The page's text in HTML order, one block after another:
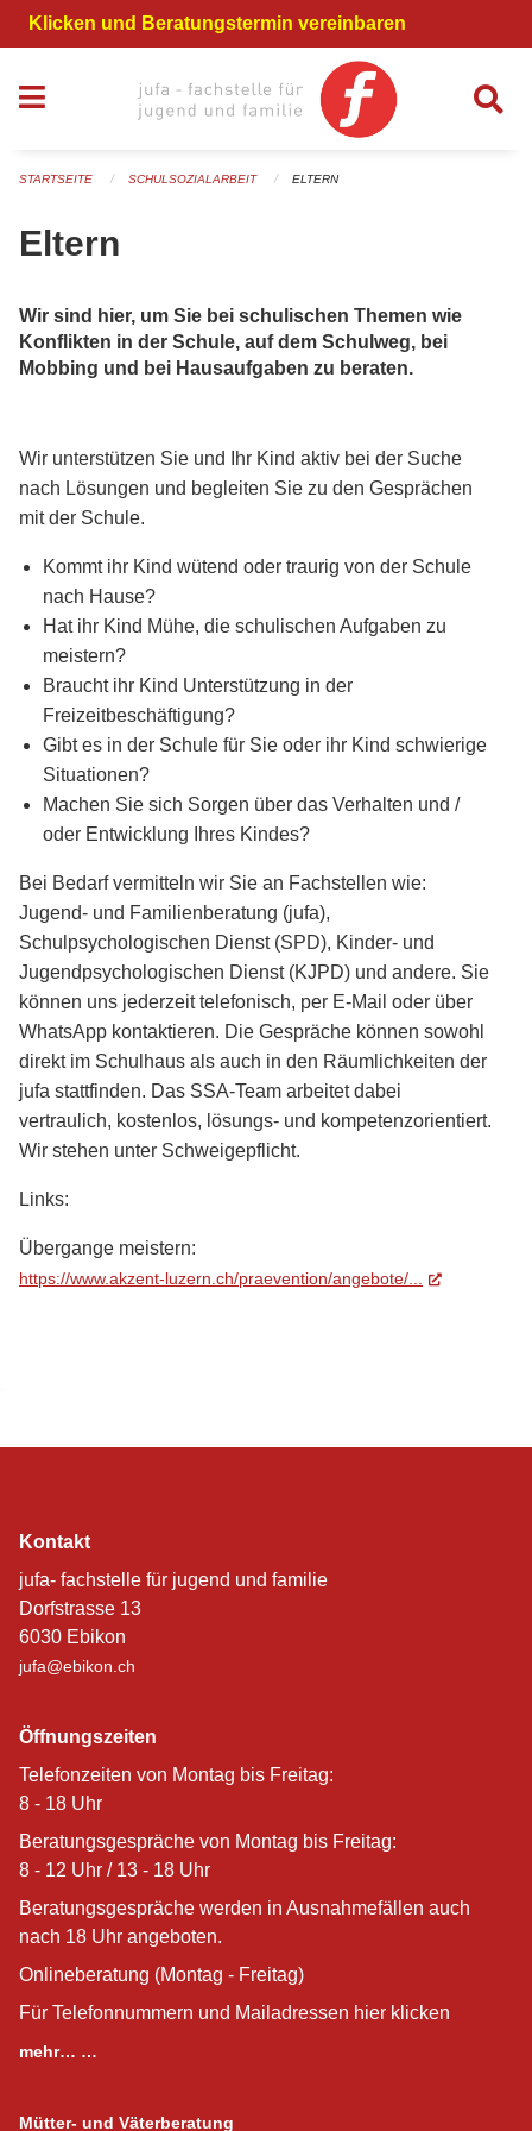
Navigation überspringen
Klicken und Beratungstermin vereinbaren
STARTSEITE SCHULSOZIALARBEIT ELTERN
Eltern
Wir sind hier, um Sie bei schulischen Themen wie
Konflikten in der Schule, auf dem Schulweg, bei
Mobbing und bei Hausaufgaben zu beraten.
Wir unterstützen Sie und Ihr Kind aktiv bei der Suche
nach Lösungen und begleiten Sie zu den Gesprächen
mit der Schule.
Kommt ihr Kind wütend oder traurig von der Schule
nach Hause?
Hat ihr Kind Mühe, die schulischen Aufgaben zu
meistern?
Braucht ihr Kind Unterstützung in der
Freizeitbeschäftigung?
Gibt es in der Schule für Sie oder ihr Kind schwierige
Situationen?
Machen Sie sich Sorgen über das Verhalten und /
oder Entwicklung Ihres Kindes?
Bei Bedarf vermitteln wir Sie an Fachstellen wie:
Jugend- und Familienberatung (jufa),
Schulpsychologischen Dienst (SPD), Kinder- und
Jugendpsychologischen Dienst (KJPD) und andere. Sie
können uns jederzeit telefonisch, per E-Mail oder über
WhatsApp kontaktieren. Die Gespräche können sowohl
direkt im Schulhaus als auch in den Räumlichkeiten der
jufa stattfinden. Das SSA-Team arbeitet dabei
vertraulich, kostenlos, lösungs- und kompetenzorientiert.
Wir stehen unter Schweigepflicht.
Links:
Übergange meistern:
https://www.akzent-luzern.ch/praevention/angebote/... (External
Kontakt
jufa- fachstelle für jugend und familie
Dorfstrasse 13
6030 Ebikon
jufa@ebikon.ch
Öffnungszeiten
Telefonzeiten von Montag bis Freitag:
8 - 18 Uhr
Beratungsgespräche von Montag bis Freitag:
8 - 12 Uhr / 13 - 18 Uhr
Beratungsgespräche werden in Ausnahmefällen auch
nach 18 Uhr angeboten.
Onlineberatung (Montag - Freitag)
Für Telefonnummern und Mailadressen hier klicken
mehr… …
Mütter- und Väterberatung